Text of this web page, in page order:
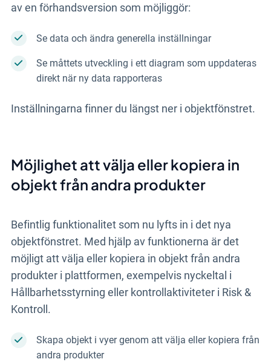
av en förhandsversion som möjliggör:
Se data och ändra generella inställningar
Se måttets utveckling i ett diagram som uppdateras
direkt när ny data rapporteras
Inställningarna finner du längst ner i objektfönstret.
Möjlighet att välja eller kopiera in
objekt från andra produkter
Befintlig funktionalitet som nu lyfts in i det nya
objektfönstret. Med hjälp av funktionerna är det
möjligt att välja eller kopiera in objekt från andra
produkter i plattformen, exempelvis nyckeltal i
Hållbarhetsstyrning eller kontrollaktiviteter i Risk &
Kontroll.
Skapa objekt i vyer genom att välja eller kopiera från
andra produkter